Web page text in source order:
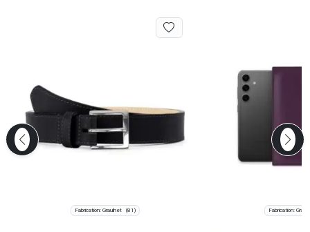
Fabrication: Graulhet (81) Fabrication: